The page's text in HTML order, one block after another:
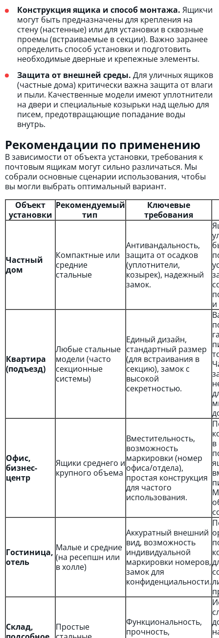
Конструкция ящика и способ монтажа. Ящикчи
могут быть предназначены для крепления на
стену (настенные) или для установки в сквозные
проемы (встраиваемые в секции). Важно заранее
определить способ установки и подготовить
необходимые дверные и крепежные элементы.
Защита от внешней среды. Для уличных ящиков
(частные дома) критически важна защита от влаги
и пыли. Качественные модели имеют уплотнители
на двери и специальные козырьки над щелью для
писем, предотвращающие попадание воды
внутрь.
Рекомендации по применению
В зависимости от объекта установки, требования к
почтовым ящикам могут сильно различаться. Мы
собрали основные сценарии использования, чтобы
вы могли выбрать оптимальный вариант.
Объект
установки
Рекомендуемый
тип
Ключевые
требования
Частный
дом
Компактные или
средние
стальные
Антивандальность,
защита от осадков
(уплотнители,
козырек), надежный
замок.
и
Квартира
(подъезд)
Любые стальные
модели (часто
секционные
системы)
Единый дизайн,
стандартный размер
(для встраивания в
секцию), замок с
высокой
секретностью.
Офис,
бизнес-
центр
Ящики среднего и
крупного объема
Вместительность,
возможность
маркировки (номер
офиса/отдела),
простая конструкция
для частого
использования.
Гостиница,
отель
Малые и средние
(на ресепшн или
в холле)
Аккуратный внешний
вид, возможность
индивидуальной
маркировки номеров,
замок для
конфиденциальности.
Склад,
Простые
Функциональность,
прочность,